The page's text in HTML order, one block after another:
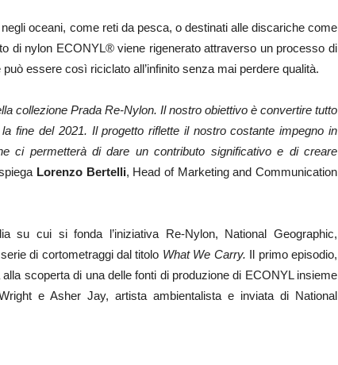
oceani, come reti da pesca, o destinati alle discariche come
di nylon ECONYL® viene rigenerato attraverso un processo di
essere così riciclato all’infinito senza mai perdere qualità.
collezione Prada Re-Nylon. Il nostro obiettivo è convertire tutto
fine del 2021. Il progetto riflette il nostro costante impegno in
ci permetterà di dare un contributo significativo e di creare
Lorenzo Bertelli, Head of Marketing and Communication
su cui si fonda l’iniziativa Re-Nylon, National Geographic,
di cortometraggi dal titolo What We Carry. Il primo episodio,
scoperta di una delle fonti di produzione di ECONYL insieme
e Asher Jay, artista ambientalista e inviata di National